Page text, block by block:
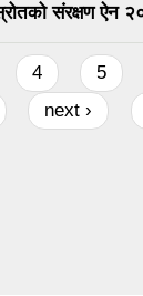
संरक्षण ऐन
4 5
next ›